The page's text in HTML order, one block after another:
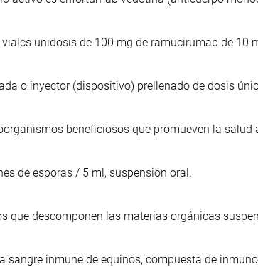
unidosis de 100 mg de ramucirumab de 10
o inyector (dispositivo) prellenado de dosis
beneficiosos que promueven la salud
de esporas / 5 ml, suspensión oral.
que descomponen las materias orgánicas
sangre inmune de equinos, compuesta de